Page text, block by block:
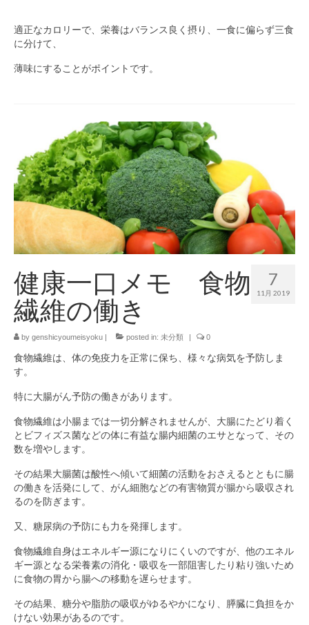
適正なカロリーで、栄養はバランス良く摂り、一食に偏らず三食
に分けて、
薄味にすることがポイントです。
7
11月 2019
健康一口メモ 食物
繊維の働き
by genshicyoumeisyoku posted in: 未分類 0
食物繊維は、体の免疫力を正常に保ち、様々な病気を予防しま
す。
特に大腸がん予防の働きがあります。
食物繊維は小腸までは一切分解されませんが、大腸にたどり着く
とビフィズス菌などの体に有益な腸内細菌のエサとなって、その
数を増やします。
その結果大腸菌は酸性へ傾いて細菌の活動をおさえるとともに腸
の働きを活発にして、がん細胞などの有害物質が腸から吸収され
るのを防ぎます。
又、糖尿病の予防にも力を発揮します。
食物繊維自身はエネルギー源になりにくいのですが、他のエネル
ギー源となる栄養素の消化・吸収を一部阻害したり粘り強いため
に食物の胃から腸への移動を遅らせます。
その結果、糖分や脂肪の吸収がゆるやかになり、膵臓に負担をか
けない効果があるのです。